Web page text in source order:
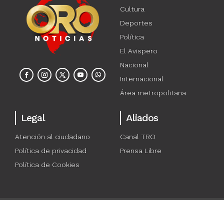
Cultura
Deportes
Política
El Avispero
Nacional
Internacional
Área metropolitana
Legal
Atención al ciudadano
Política de privacidad
Política de Cookies
Aliados
Canal TRO
Prensa Libre